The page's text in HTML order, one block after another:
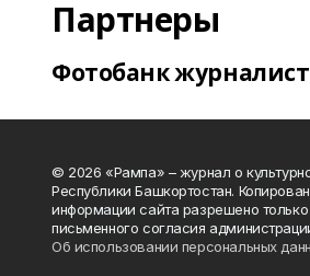
Партнеры
Фотобанк
© 2026 «Рампа» – журнал о
Республики Башкортостан.
информации сайта разрешено
письменного согласия
Об использовании персональных